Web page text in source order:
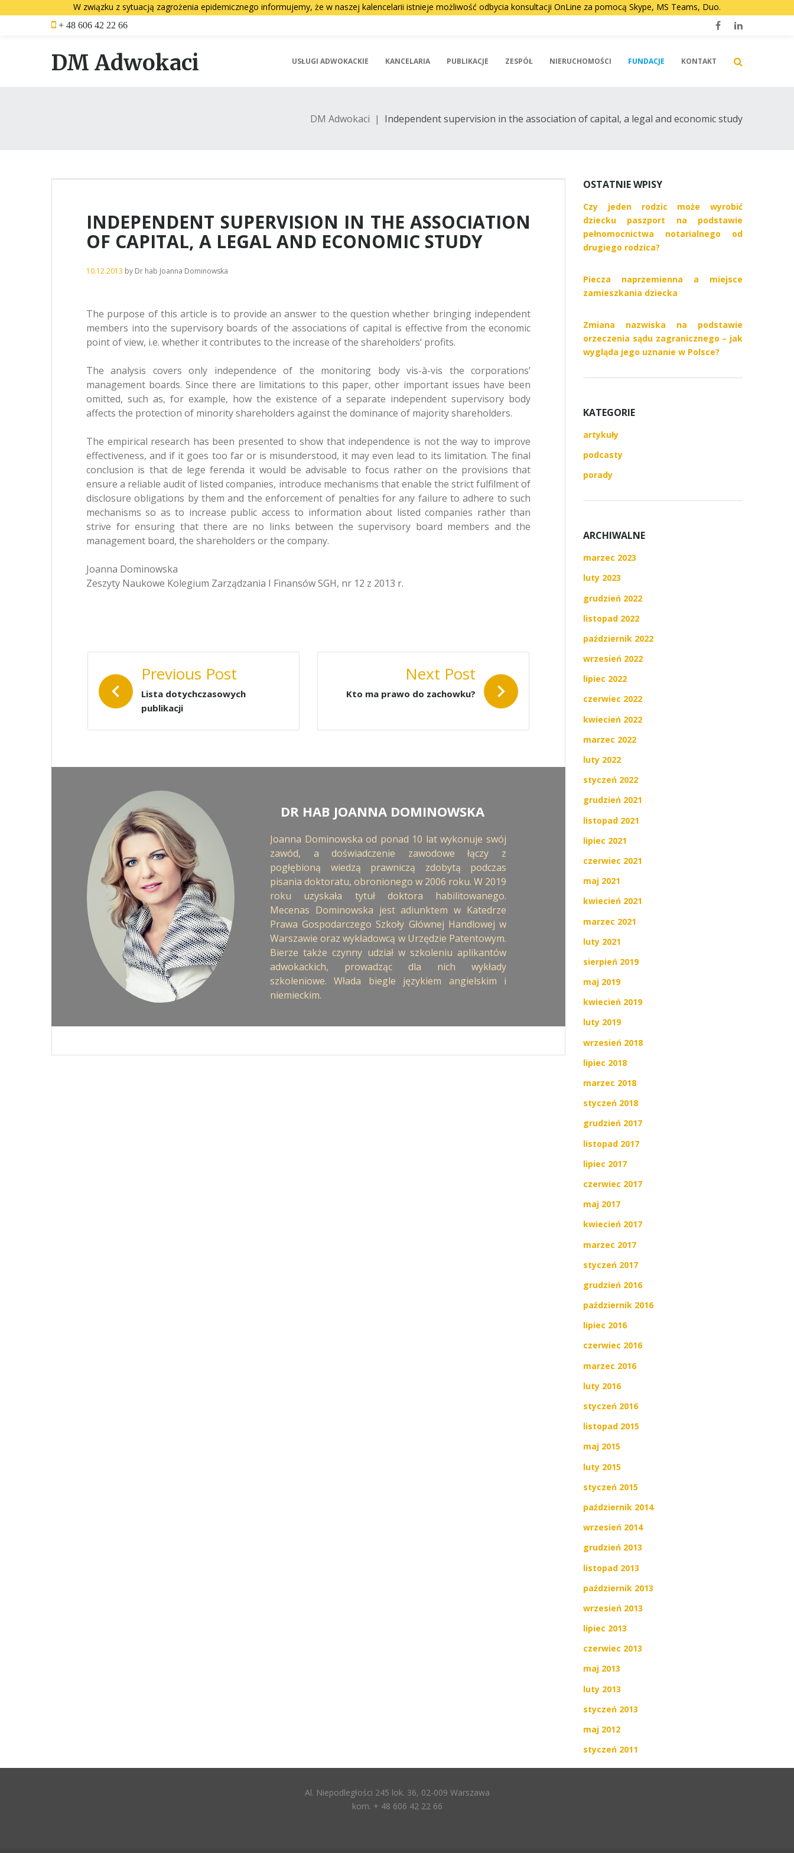
W związku z sytuacją zagrożenia epidemicznego informujemy, że w naszej kalencelarii istnieje możliwość odbycia konsultacji OnLine za pomocą Skype, MS Teams, Duo.
+ 48 606 42 22 66
DM Adwokaci USŁUGI ADWOKACKIE KANCELARIA PUBLIKACJE ZESPÓŁ NIERUCHOMOŚCI FUNDACJE KONTAKT
DM Adwokaci | Independent supervision in the association of capital, a legal and economic study
INDEPENDENT SUPERVISION IN THE ASSOCIATION
OF CAPITAL, A LEGAL AND ECONOMIC STUDY
10.12.2013 by Dr hab Joanna Dominowska
The purpose of this article is to provide an answer to the question whether bringing independent
members into the supervisory boards of the associations of capital is effective from the economic
point of view, i.e. whether it contributes to the increase of the shareholders’ profits.
The analysis covers only independence of the monitoring body vis-à-vis the corporations’
management boards. Since there are limitations to this paper, other important issues have been
omitted, such as, for example, how the existence of a separate independent supervisory body
affects the protection of minority shareholders against the dominance of majority shareholders.
The empirical research has been presented to show that independence is not the way to improve
effectiveness, and if it goes too far or is misunderstood, it may even lead to its limitation. The final
conclusion is that de lege ferenda it would be advisable to focus rather on the provisions that
ensure a reliable audit of listed companies, introduce mechanisms that enable the strict fulfilment of
disclosure obligations by them and the enforcement of penalties for any failure to adhere to such
mechanisms so as to increase public access to information about listed companies rather than
strive for ensuring that there are no links between the supervisory board members and the
management board, the shareholders or the company.
Joanna Dominowska
Zeszyty Naukowe Kolegium Zarządzania I Finansów SGH, nr 12 z 2013 r.
WPISUPrevious Post
Lista dotychczasowych
publikacji
Next Post
Kto ma prawo do zachowku?
DR HAB JOANNA DOMINOWSKA
Joanna Dominowska od ponad 10 lat wykonuje swój
zawód, a doświadczenie zawodowe łączy z
pogłębioną wiedzą prawniczą zdobytą podczas
pisania doktoratu, obronionego w 2006 roku. W 2019
roku uzyskała tytuł doktora habilitowanego.
Mecenas Dominowska jest adiunktem w Katedrze
Prawa Gospodarczego Szkoły Głównej Handlowej w
Warszawie oraz wykładowcą w Urzędzie Patentowym.
Bierze także czynny udział w szkoleniu aplikantów
adwokackich, prowadząc dla nich wykłady
szkoleniowe. Włada biegle językiem angielskim i
niemieckim.
OSTATNIE WPISY
Czy jeden rodzic może wyrobić
dziecku paszport na podstawie
pełnomocnictwa notarialnego od
drugiego rodzica?
Piecza naprzemienna a miejsce
zamieszkania dziecka
Zmiana nazwiska na podstawie
orzeczenia sądu zagranicznego – jak
wygląda jego uznanie w Polsce?
KATEGORIE
artykuły
podcasty
porady
ARCHIWALNE
marzec 2023
luty 2023
grudzień 2022
listopad 2022
październik 2022
wrzesień 2022
lipiec 2022
czerwiec 2022
kwiecień 2022
marzec 2022
luty 2022
styczeń 2022
grudzień 2021
listopad 2021
lipiec 2021
czerwiec 2021
maj 2021
kwiecień 2021
marzec 2021
luty 2021
sierpień 2019
maj 2019
kwiecień 2019
luty 2019
wrzesień 2018
lipiec 2018
marzec 2018
styczeń 2018
grudzień 2017
listopad 2017
lipiec 2017
czerwiec 2017
maj 2017
kwiecień 2017
marzec 2017
styczeń 2017
grudzień 2016
październik 2016
lipiec 2016
czerwiec 2016
marzec 2016
luty 2016
styczeń 2016
listopad 2015
maj 2015
luty 2015
styczeń 2015
październik 2014
wrzesień 2014
grudzień 2013
listopad 2013
październik 2013
wrzesień 2013
lipiec 2013
czerwiec 2013
maj 2013
luty 2013
styczeń 2013
maj 2012
styczeń 2011
Al. Niepodległości 245 lok. 36, 02-009 Warszawa
kom. + 48 606 42 22 66